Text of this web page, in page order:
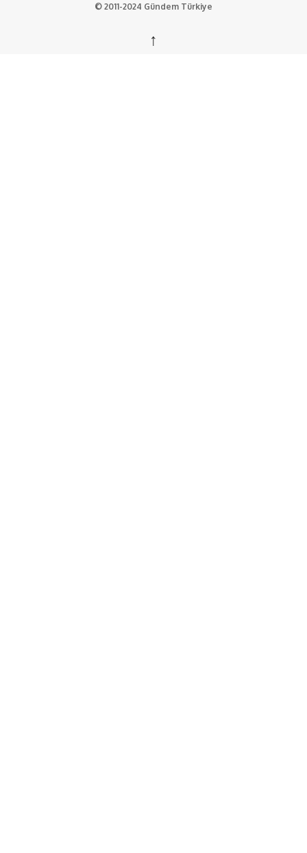
© 2011-2024 Gündem Türkiye
↑